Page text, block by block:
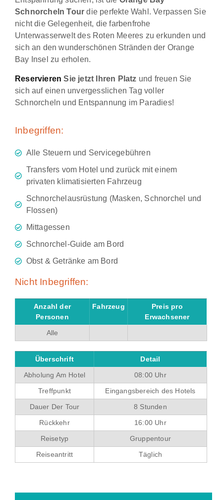
Schnorcheln Tour die perfekte Wahl. Verpassen Sie
nicht die Gelegenheit, die farbenfrohe
Unterwasserwelt des Roten Meeres zu erkunden und
sich an den wunderschönen Stränden der Orange
Bay Insel zu erholen.
Reservieren Sie jetzt Ihren Platz und freuen Sie
sich auf einen unvergesslichen Tag voller
Schnorcheln und Entspannung im Paradies!
Inbegriffen:
Alle Steuern und Servicegebühren
Transfers vom Hotel und zurück mit einem
privaten klimatisierten Fahrzeug
Schnorchelausrüstung (Masken, Schnorchel und
Flossen)
Mittagessen
Schnorchel-Guide am Bord
Obst & Getränke am Bord
Nicht Inbegriffen:
Anzahl der
Personen
Fahrzeug
Preis pro
Erwachsener
Alle
Überschrift
Detail
Abholung Am Hotel
08:00 Uhr
Treffpunkt
Eingangsbereich des Hotels
Dauer Der Tour
8 Stunden
Rückkehr
16:00 Uhr
Reisetyp
Gruppentour
Reiseantritt
Täglich